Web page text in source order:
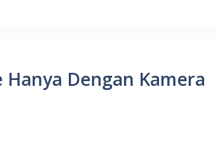
Dengan Kamera